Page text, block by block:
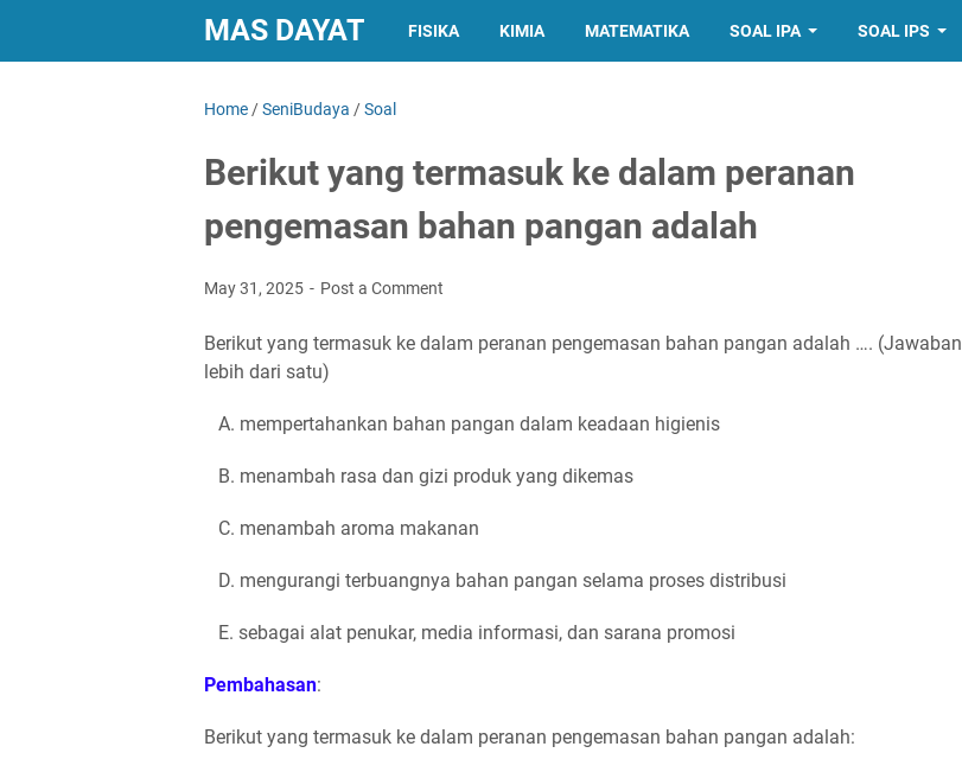
MAS DAYAT FISIKA KIMIA MATEMATIKA SOAL IPA SOAL IPS
Home /SeniBudaya /Soal
Berikut yang termasuk ke dalam peranan
pengemasan bahan pangan adalah
May 31, 2025 Post a Comment
Berikut yang termasuk ke dalam peranan pengemasan bahan pangan adalah …. (Jawaban
lebih dari satu)
A. mempertahankan bahan pangan dalam keadaan higienis
B. menambah rasa dan gizi produk yang dikemas
C. menambah aroma makanan
D. mengurangi terbuangnya bahan pangan selama proses distribusi
E. sebagai alat penukar, media informasi, dan sarana promosi
Pembahasan:
Berikut yang termasuk ke dalam peranan pengemasan bahan pangan adalah: